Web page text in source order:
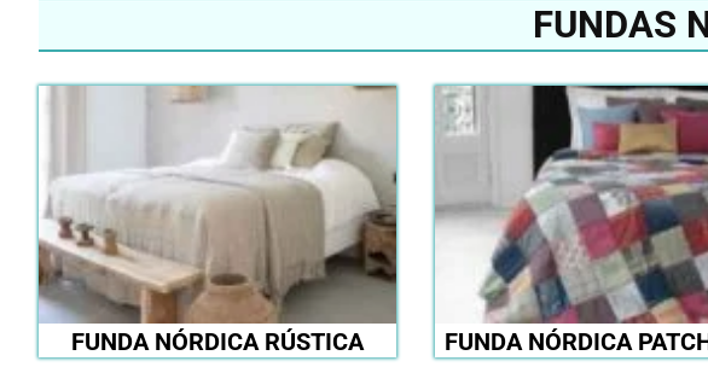
FUNDAS
FUNDA NÓRDICA RÚSTICA FUNDA NÓRDICA